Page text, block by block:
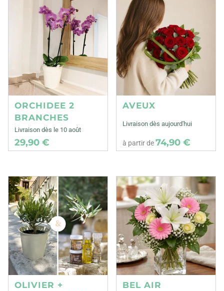
ORCHIDEE 2
BRANCHES
Livraison dès le 10 août
29,90 €
AVEUX
Livraison dès aujourd'hui
à partir de74,90 €
OLIVIER +
BEL AIR